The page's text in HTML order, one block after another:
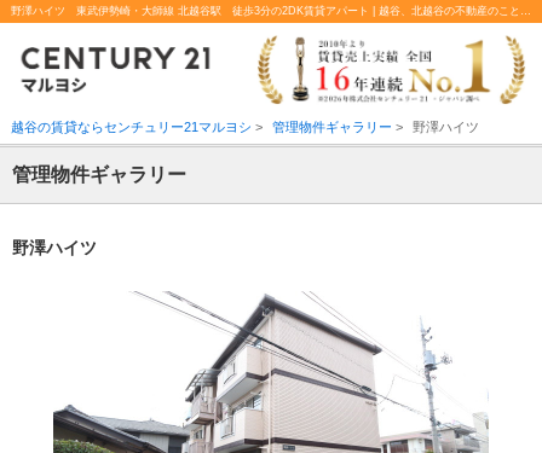
野澤ハイツ 東武伊勢崎・大師線 北越谷駅 徒歩3分の2DK賃貸アパート | 越谷、北越谷の不動産のことならセンチュリー21マルヨシ
越谷の賃貸ならセンチュリー21マルヨシ > 管理物件ギャラリー > 野澤ハイツ
管理物件ギャラリー
野澤ハイツ